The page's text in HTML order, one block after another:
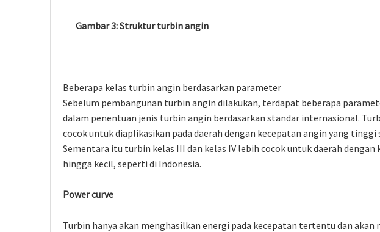
Gambar 3: Struktur turbin angin
Beberapa kelas turbin angin berdasarkan parameter
Sebelum pembangunan turbin angin dilakukan, terdapat beberapa
dalam penentuan jenis turbin angin berdasarkan standar internasional.
cocok untuk diaplikasikan pada daerah dengan kecepatan angin yang tinggi
Sementara itu turbin kelas III dan kelas IV lebih cocok untuk daerah dengan
hingga kecil, seperti di Indonesia.
Power curve
Turbin hanya akan menghasilkan energi pada kecepatan tertentu dan akan